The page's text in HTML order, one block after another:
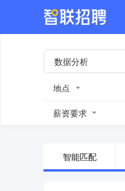
地点
薪资要求
智能匹配